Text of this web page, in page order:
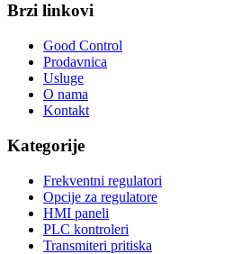
Brzi linkovi
Good Control
Prodavnica
Usluge
O nama
Kontakt
Kategorije
Frekventni regulatori
Opcije za regulatore
HMI paneli
PLC kontroleri
Transmiteri pritiska